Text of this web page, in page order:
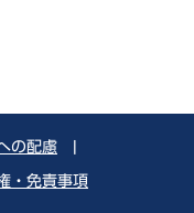
の配慮
・免責事項